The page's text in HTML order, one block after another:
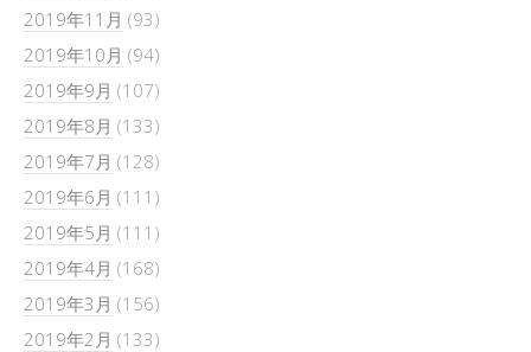
2019年11月 (93)
2019年10月 (94)
2019年9月 (107)
2019年8月 (133)
2019年7月 (128)
2019年6月 (111)
2019年5月 (111)
2019年4月 (168)
2019年3月 (156)
2019年2月 (133)